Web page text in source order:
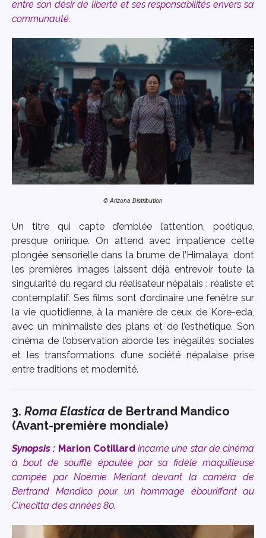
entre son désir de liberté et ses responsabilités envers sa
communauté.
© Arizona Distribution
Un titre qui capte d’emblée l’attention, poétique,
presque onirique. On attend avec impatience cette
plongée sensorielle dans la brume de l’Himalaya, dont
les premières images laissent déjà entrevoir toute la
singularité du regard du réalisateur népalais : réaliste et
contemplatif. Ses films sont d’ordinaire une fenêtre sur
la vie quotidienne, à la manière de ceux de Kore-eda,
avec un minimaliste des plans et de l’esthétique. Son
cinéma de l’observation aborde les inégalités sociales
et les transformations d’une société népalaise prise
entre traditions et modernité.
3. Roma Elastica de Bertrand Mandico
(Avant-première mondiale)
Synopsis : Marion Cotillard incarne une star de cinéma
à bout de souffle épaulée par sa fidèle maquilleuse
campée par Noémie Merlant devant la caméra de
Bertrand Mandico pour un hommage ébouriffant au
Cinecitta des années 80.